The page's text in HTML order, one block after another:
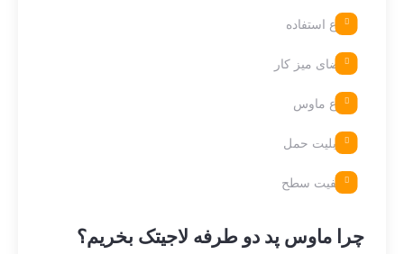
نوع استفاده
فضای میز کار
نوع ماوس
قابلیت حمل
کیفیت سطح
چرا ماوس پد دو طرفه لاجیتک بخریم؟